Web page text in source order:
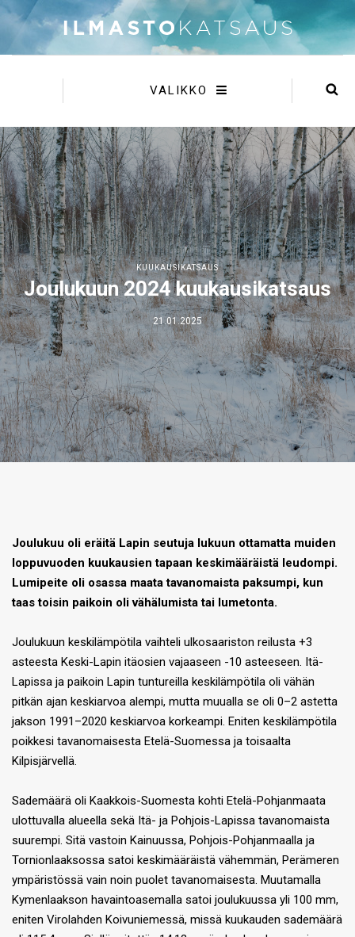
VALIKKO
KUUKAUSIKATSAUS
Joulukuun 2024 kuukausikatsaus
21.01.2025
Joulukuu oli eräitä Lapin seutuja lukuun ottamatta muiden
loppuvuoden kuukausien tapaan keskimääräistä leudompi.
Lumipeite oli osassa maata tavanomaista paksumpi, kun
taas toisin paikoin oli vähälumista tai lumetonta.
Joulukuun keskilämpötila vaihteli ulkosaariston reilusta +3
asteesta Keski-Lapin itäosien vajaaseen -10 asteeseen. Itä-
Lapissa ja paikoin Lapin tuntureilla keskilämpötila oli vähän
pitkän ajan keskiarvoa alempi, mutta muualla se oli 0–2 astetta
jakson 1991–2020 keskiarvoa korkeampi. Eniten keskilämpötila
poikkesi tavanomaisesta Etelä-Suomessa ja toisaalta
Kilpisjärvellä.
Sademäärä oli Kaakkois-Suomesta kohti Etelä-Pohjanmaata
ulottuvalla alueella sekä Itä- ja Pohjois-Lapissa tavanomaista
suurempi. Sitä vastoin Kainuussa, Pohjois-Pohjanmaalla ja
Tornionlaaksossa satoi keskimääräistä vähemmän, Perämeren
ympäristössä vain noin puolet tavanomaisesta. Muutamalla
Kymenlaakson havaintoasemalla satoi joulukuussa yli 100 mm,
eniten Virolahden Koivuniemessä, missä kuukauden sademäärä